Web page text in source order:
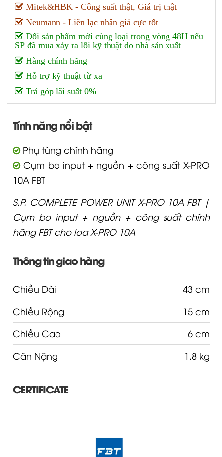
Mitek&HBK - Công suất thật, Giá trị thật
Neumann - Liên lạc nhận giá cực tốt
Đổi sản phẩm mới cùng loại trong vòng 48H nếu
SP đã mua xảy ra lỗi kỹ thuật do nhà sản xuất
Hàng chính hãng
Hỗ trợ kỹ thuật từ xa
Trả góp lãi suất 0%
Tính năng nổi bật
Phụ tùng chính hãng
Cụm bo input + nguồn + công suất X-PRO
10A FBT
S.P. COMPLETE POWER UNIT X-PRO 10A FBT |
Cụm bo input + nguồn + công suất chính
hãng FBT cho loa X-PRO 10A
Thông tin giao hàng
Chiều Dài
43 cm
Chiều Rộng
15 cm
Chiều Cao
6 cm
Cân Nặng
1.8 kg
CERTIFICATE